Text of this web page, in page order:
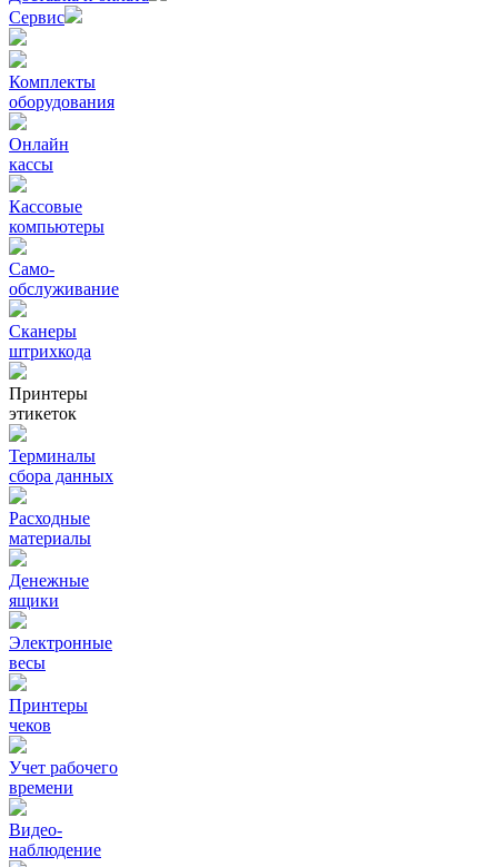
Сервис
Комплекты
оборудования
Онлайн
кассы
Кассовые
компьютеры
Само-
обслуживание
Сканеры
штрихкода
Принтеры
этикеток
Терминалы
сбора данных
Расходные
материалы
Денежные
ящики
Электронные
весы
Принтеры
чеков
Учет рабочего
времени
Видео‑
наблюдение